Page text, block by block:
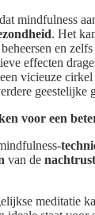
mindfulness
. Het
en
effecten
vicieuze
geestelijke
voor een
van de nachtrust
meditatie